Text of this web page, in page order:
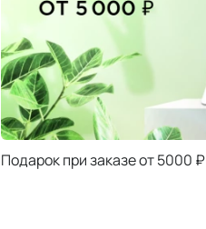
Подарок при заказе от 5000 ₽